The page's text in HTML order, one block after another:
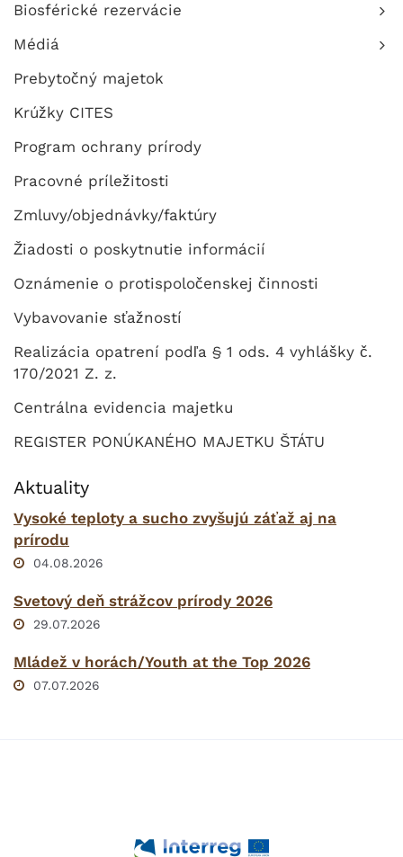
Biosférické rezervácie
Médiá
Prebytočný majetok
Krúžky CITES
Program ochrany prírody
Pracovné príležitosti
Zmluvy/objednávky/faktúry
Žiadosti o poskytnutie informácií
Oznámenie o protispoločenskej činnosti
Vybavovanie sťažností
Realizácia opatrení podľa § 1 ods. 4 vyhlášky č.
170/2021 Z. z.
Centrálna evidencia majetku
REGISTER PONÚKANÉHO MAJETKU ŠTÁTU
Aktuality
Vysoké teploty a sucho zvyšujú záťaž aj na
prírodu
04.08.2026
Svetový deň strážcov prírody 2026
29.07.2026
Mládež v horách/Youth at the Top 2026
07.07.2026